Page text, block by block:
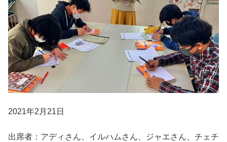
2021年2月21日
出席者：アディさん、イルハムさん、ジャエさん、チェチ